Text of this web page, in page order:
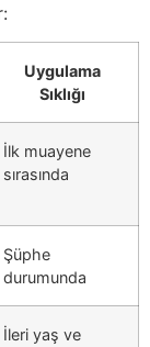
Uygulama
Sıklığı
İlk muayene
sırasında
Şüphe
durumunda
İleri yaş ve